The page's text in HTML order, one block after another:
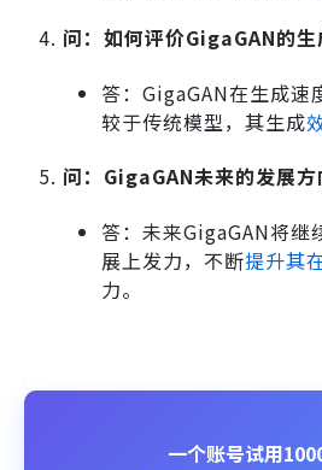
问：如何评价GigaGAN的生
答：GigaGAN在生成速
较于传统模型，其生成
问：GigaGAN未来的发展方
答：未来GigaGAN将继
展上发力，不断提升其
力。
一个账号试用